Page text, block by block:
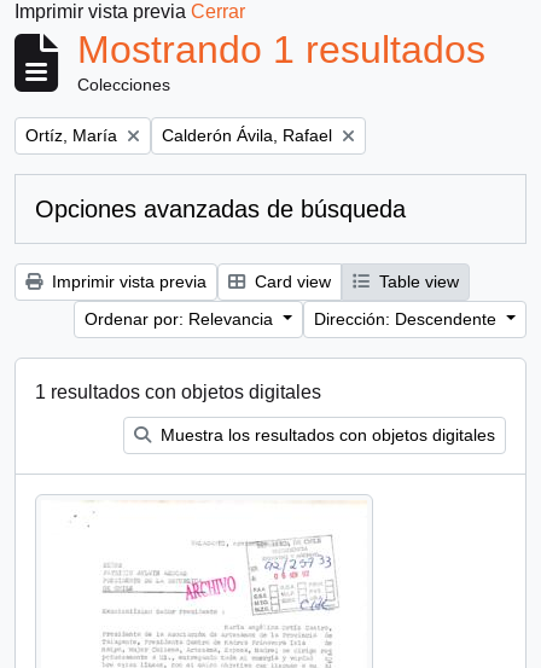
Imprimir vista previa Cerrar
Mostrando 1 resultados
Colecciones
Remove filter:
Ortíz, María Remove filter:
Calderón Ávila, Rafael
Opciones avanzadas de búsqueda
Imprimir vista previa Card view
Table view
Ordenar por: Relevancia
Dirección: Descendente
1 resultados con objetos digitales
Muestra los resultados con objetos digitales